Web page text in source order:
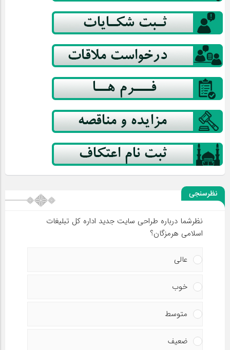
نظرسنجی
نظرشما درباره طراحی سایت جدید اداره کل تبلیغات
اسلامی هرمزگان؟
عالی
خوب
متوسط
ضعیف